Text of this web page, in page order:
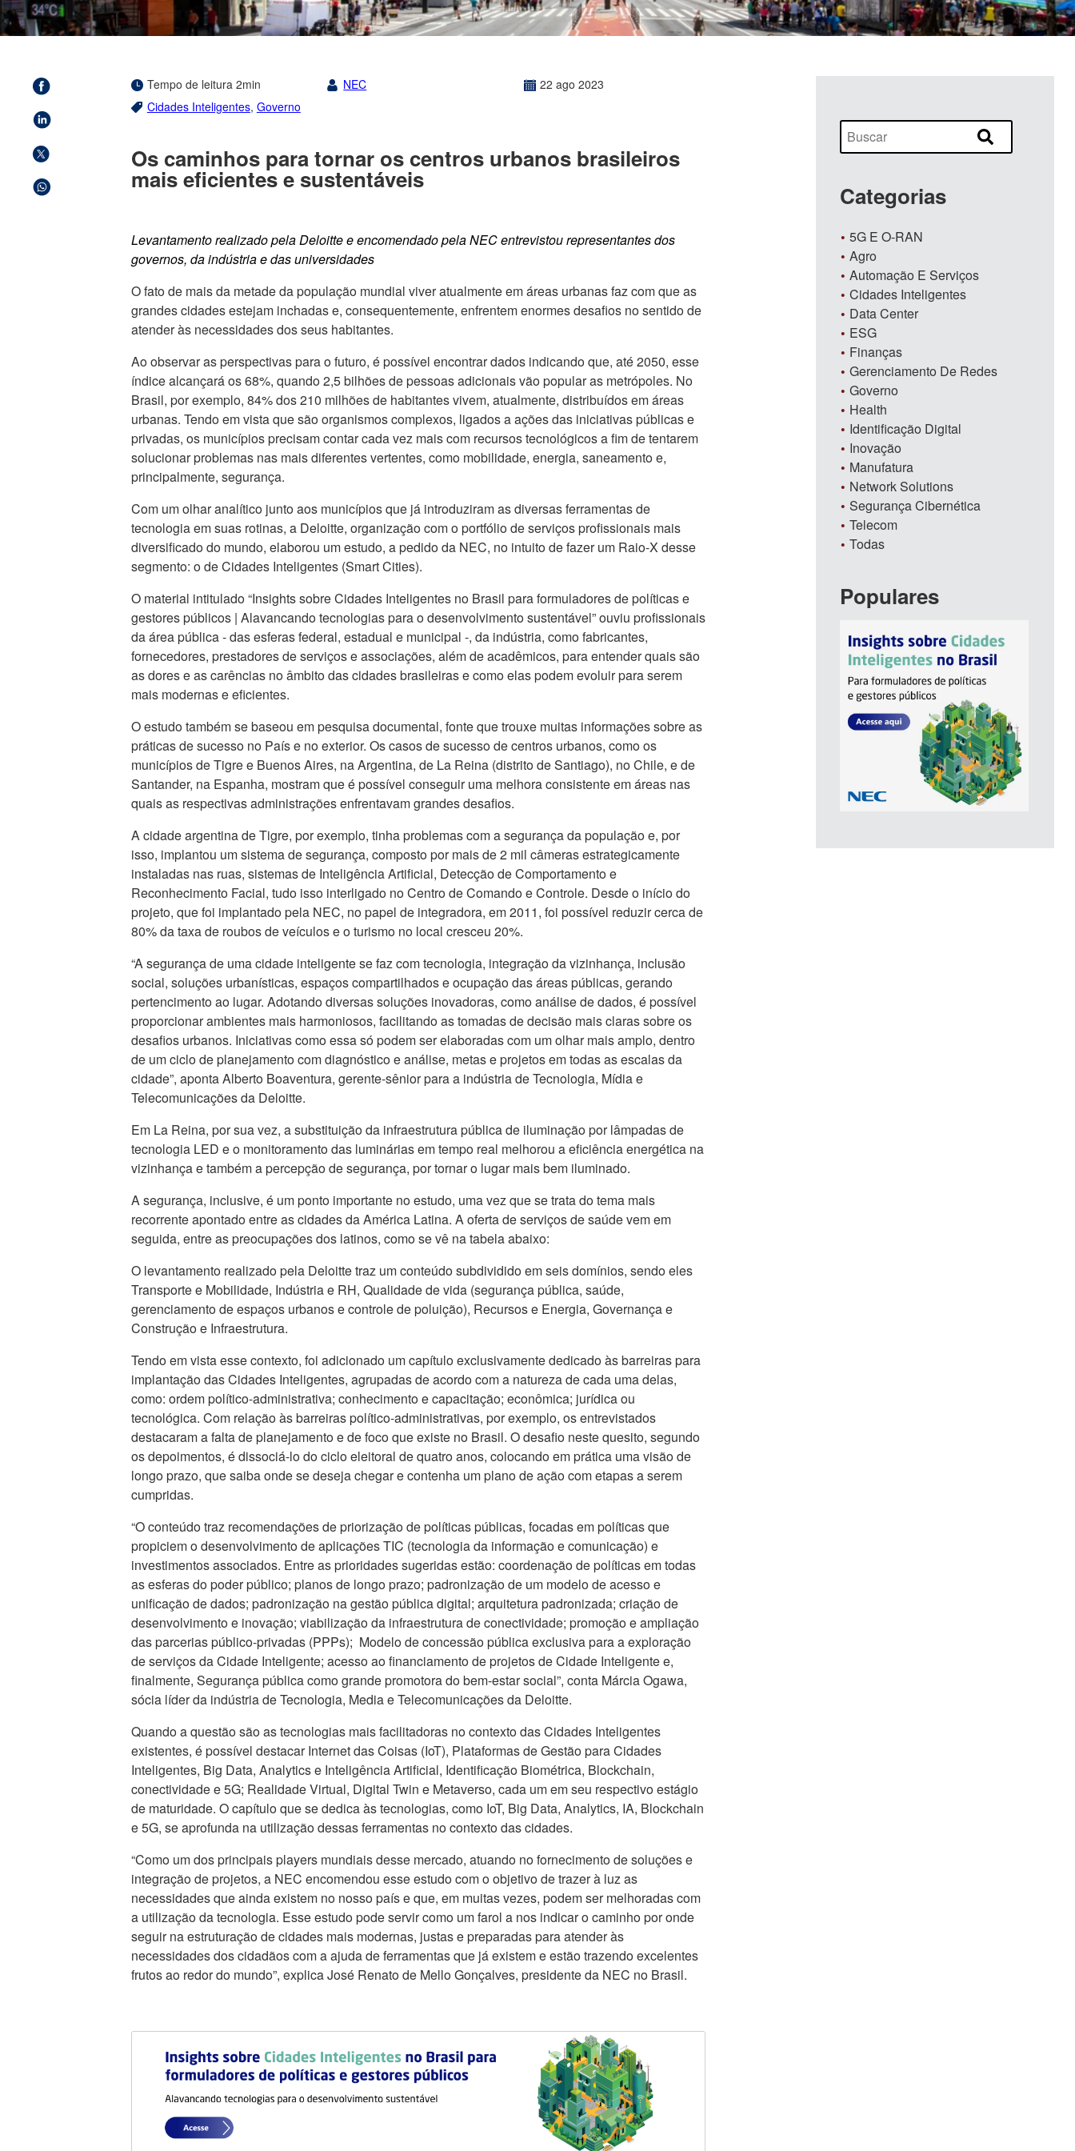
Tempo de leitura 2min NEC 22 ago 2023
Cidades Inteligentes, Governo
Os caminhos para tornar os centros urbanos brasileiros
mais eficientes e sustentáveis
Levantamento realizado pela Deloitte e encomendado pela NEC entrevistou representantes dos
governos, da indústria e das universidades
O fato de mais da metade da população mundial viver atualmente em áreas urbanas faz com que as
grandes cidades estejam inchadas e, consequentemente, enfrentem enormes desafios no sentido de
atender às necessidades dos seus habitantes.
Ao observar as perspectivas para o futuro, é possível encontrar dados indicando que, até 2050, esse
índice alcançará os 68%, quando 2,5 bilhões de pessoas adicionais vão popular as metrópoles. No
Brasil, por exemplo, 84% dos 210 milhões de habitantes vivem, atualmente, distribuídos em áreas
urbanas. Tendo em vista que são organismos complexos, ligados a ações das iniciativas públicas e
privadas, os municípios precisam contar cada vez mais com recursos tecnológicos a fim de tentarem
solucionar problemas nas mais diferentes vertentes, como mobilidade, energia, saneamento e,
principalmente, segurança.
Com um olhar analítico junto aos municípios que já introduziram as diversas ferramentas de
tecnologia em suas rotinas, a Deloitte, organização com o portfólio de serviços profissionais mais
diversificado do mundo, elaborou um estudo, a pedido da NEC, no intuito de fazer um Raio-X desse
segmento: o de Cidades Inteligentes (Smart Cities).
O material intitulado “Insights sobre Cidades Inteligentes no Brasil para formuladores de políticas e
gestores públicos | Alavancando tecnologias para o desenvolvimento sustentável” ouviu profissionais
da área pública - das esferas federal, estadual e municipal -, da indústria, como fabricantes,
fornecedores, prestadores de serviços e associações, além de acadêmicos, para entender quais são
as dores e as carências no âmbito das cidades brasileiras e como elas podem evoluir para serem
mais modernas e eficientes.
O estudo também se baseou em pesquisa documental, fonte que trouxe muitas informações sobre as
práticas de sucesso no País e no exterior. Os casos de sucesso de centros urbanos, como os
municípios de Tigre e Buenos Aires, na Argentina, de La Reina (distrito de Santiago), no Chile, e de
Santander, na Espanha, mostram que é possível conseguir uma melhora consistente em áreas nas
quais as respectivas administrações enfrentavam grandes desafios.
A cidade argentina de Tigre, por exemplo, tinha problemas com a segurança da população e, por
isso, implantou um sistema de segurança, composto por mais de 2 mil câmeras estrategicamente
instaladas nas ruas, sistemas de Inteligência Artificial, Detecção de Comportamento e
Reconhecimento Facial, tudo isso interligado no Centro de Comando e Controle. Desde o início do
projeto, que foi implantado pela NEC, no papel de integradora, em 2011, foi possível reduzir cerca de
80% da taxa de roubos de veículos e o turismo no local cresceu 20%.
“A segurança de uma cidade inteligente se faz com tecnologia, integração da vizinhança, inclusão
social, soluções urbanísticas, espaços compartilhados e ocupação das áreas públicas, gerando
pertencimento ao lugar. Adotando diversas soluções inovadoras, como análise de dados, é possível
proporcionar ambientes mais harmoniosos, facilitando as tomadas de decisão mais claras sobre os
desafios urbanos. Iniciativas como essa só podem ser elaboradas com um olhar mais amplo, dentro
de um ciclo de planejamento com diagnóstico e análise, metas e projetos em todas as escalas da
cidade”, aponta Alberto Boaventura, gerente-sênior para a indústria de Tecnologia, Mídia e
Telecomunicações da Deloitte.
Em La Reina, por sua vez, a substituição da infraestrutura pública de iluminação por lâmpadas de
tecnologia LED e o monitoramento das luminárias em tempo real melhorou a eficiência energética na
vizinhança e também a percepção de segurança, por tornar o lugar mais bem iluminado.
A segurança, inclusive, é um ponto importante no estudo, uma vez que se trata do tema mais
recorrente apontado entre as cidades da América Latina. A oferta de serviços de saúde vem em
seguida, entre as preocupações dos latinos, como se vê na tabela abaixo:
O levantamento realizado pela Deloitte traz um conteúdo subdividido em seis domínios, sendo eles
Transporte e Mobilidade, Indústria e RH, Qualidade de vida (segurança pública, saúde,
gerenciamento de espaços urbanos e controle de poluição), Recursos e Energia, Governança e
Construção e Infraestrutura.
Tendo em vista esse contexto, foi adicionado um capítulo exclusivamente dedicado às barreiras para
implantação das Cidades Inteligentes, agrupadas de acordo com a natureza de cada uma delas,
como: ordem político-administrativa; conhecimento e capacitação; econômica; jurídica ou
tecnológica. Com relação às barreiras político-administrativas, por exemplo, os entrevistados
destacaram a falta de planejamento e de foco que existe no Brasil. O desafio neste quesito, segundo
os depoimentos, é dissociá-lo do ciclo eleitoral de quatro anos, colocando em prática uma visão de
longo prazo, que saiba onde se deseja chegar e contenha um plano de ação com etapas a serem
cumpridas.
“O conteúdo traz recomendações de priorização de políticas públicas, focadas em políticas que
propiciem o desenvolvimento de aplicações TIC (tecnologia da informação e comunicação) e
investimentos associados. Entre as prioridades sugeridas estão: coordenação de políticas em todas
as esferas do poder público; planos de longo prazo; padronização de um modelo de acesso e
unificação de dados; padronização na gestão pública digital; arquitetura padronizada; criação de
desenvolvimento e inovação; viabilização da infraestrutura de conectividade; promoção e ampliação
das parcerias público-privadas (PPPs); Modelo de concessão pública exclusiva para a exploração
de serviços da Cidade Inteligente; acesso ao financiamento de projetos de Cidade Inteligente e,
finalmente, Segurança pública como grande promotora do bem-estar social”, conta Márcia Ogawa,
sócia líder da indústria de Tecnologia, Media e Telecomunicações da Deloitte.
Quando a questão são as tecnologias mais facilitadoras no contexto das Cidades Inteligentes
existentes, é possível destacar Internet das Coisas (IoT), Plataformas de Gestão para Cidades
Inteligentes, Big Data, Analytics e Inteligência Artificial, Identificação Biométrica, Blockchain,
conectividade e 5G; Realidade Virtual, Digital Twin e Metaverso, cada um em seu respectivo estágio
de maturidade. O capítulo que se dedica às tecnologias, como IoT, Big Data, Analytics, IA, Blockchain
e 5G, se aprofunda na utilização dessas ferramentas no contexto das cidades.
“Como um dos principais players mundiais desse mercado, atuando no fornecimento de soluções e
integração de projetos, a NEC encomendou esse estudo com o objetivo de trazer à luz as
necessidades que ainda existem no nosso país e que, em muitas vezes, podem ser melhoradas com
a utilização da tecnologia. Esse estudo pode servir como um farol a nos indicar o caminho por onde
seguir na estruturação de cidades mais modernas, justas e preparadas para atender às
necessidades dos cidadãos com a ajuda de ferramentas que já existem e estão trazendo excelentes
frutos ao redor do mundo”, explica José Renato de Mello Gonçalves, presidente da NEC no Brasil.
Categorias
5G E O-RAN
Agro
Automação E Serviços
Cidades Inteligentes
Data Center
ESG
Finanças
Gerenciamento De Redes
Governo
Health
Identificação Digital
Inovação
Manufatura
Network Solutions
Segurança Cibernética
Telecom
Todas
Populares